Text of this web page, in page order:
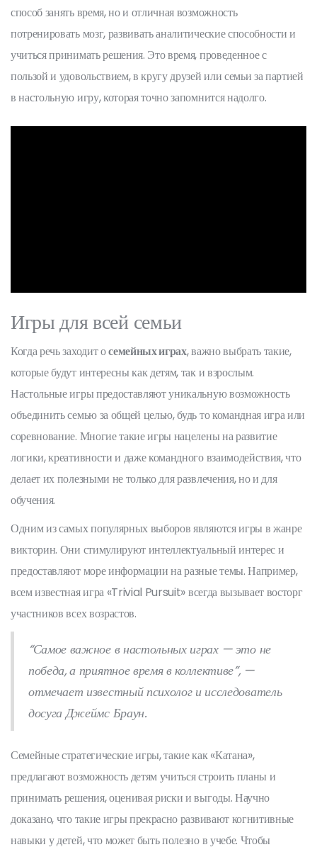
способ занять время, но и отличная возможность
потренировать мозг, развивать аналитические способности и
учиться принимать решения. Это время, проведенное с
пользой и удовольствием, в кругу друзей или семьи за партией
в настольную игру, которая точно запомнится надолго.
Игры для всей семьи
Когда речь заходит осемейных играх, важно выбрать такие,
которые будут интересны как детям, так и взрослым.
Настольные игры предоставляют уникальную возможность
объединить семью за общей целью, будь то командная игра или
соревнование. Многие такие игры нацелены на развитие
логики, креативности и даже командного взаимодействия, что
делает их полезными не только для развлечения, но и для
обучения.
Одним из самых популярных выборов являются игры в жанре
викторин. Они стимулируют интеллектуальный интерес и
предоставляют море информации на разные темы. Например,
всем известная игра «Trivial Pursuit» всегда вызывает восторг
участников всех возрастов.
“Самое важное в настольных играх — это не
победа, а приятное время в коллективе”, —
отмечает известный психолог и исследователь
досуга Джеймс Браун.
Семейные стратегические игры, такие как «Катана»,
предлагают возможность детям учиться строить планы и
принимать решения, оценивая риски и выгоды. Научно
доказано, что такие игры прекрасно развивают когнитивные
навыки у детей, что может быть полезно в учебе. Чтобы